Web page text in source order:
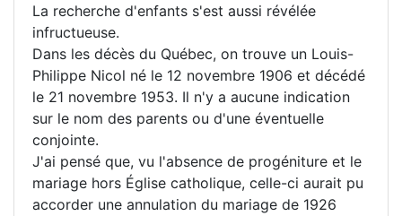
La recherche d'enfants s'est aussi révélée
infructueuse.
Dans les décès du Québec, on trouve un Louis-
Philippe Nicol né le 12 novembre 1906 et décédé
le 21 novembre 1953. Il n'y a aucune indication
sur le nom des parents ou d'une éventuelle
conjointe.
J'ai pensé que, vu l'absence de progéniture et le
mariage hors Église catholique, celle-ci aurait pu
accorder une annulation du mariage de 1926